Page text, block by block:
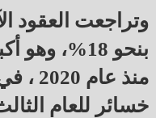
وتراجعت العقود
بنحو 18%،
منذ
خسائر للعام